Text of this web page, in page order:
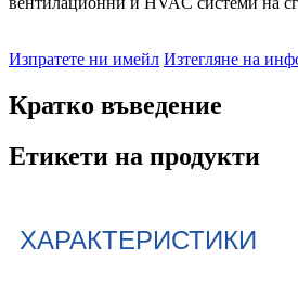
Изпратете ни имейл Изтегляне на
Кратко въведение
Етикети на продукти
ХАРАКТЕРИСТИКИ